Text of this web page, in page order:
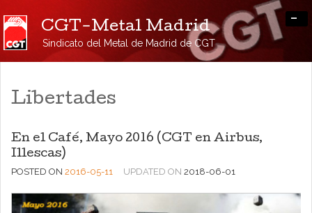
CGT-Metal Madrid
Sindicato del Metal de Madrid de CGT
-
Libertades
En el Café, Mayo 2016 (CGT en Airbus,
Illescas)
POSTED ON 2016-05-11 UPDATED ON 2018-06-01